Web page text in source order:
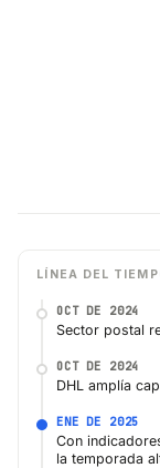
LÍNEA DEL
OCT DE 2024
Sector postal
OCT DE 2024
DHL amplía
ENE DE 2025
Con
la temporada